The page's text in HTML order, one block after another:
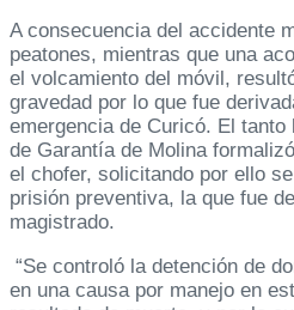
A consecuencia del accidente
peatones, mientras que una
el volcamiento del móvil,
gravedad por lo que fue
emergencia de Curicó. El
de Garantía de Molina
el chofer, solicitando por ello
prisión preventiva, la que fue
magistrado.
“Se controló la detención de
en una causa por manejo en